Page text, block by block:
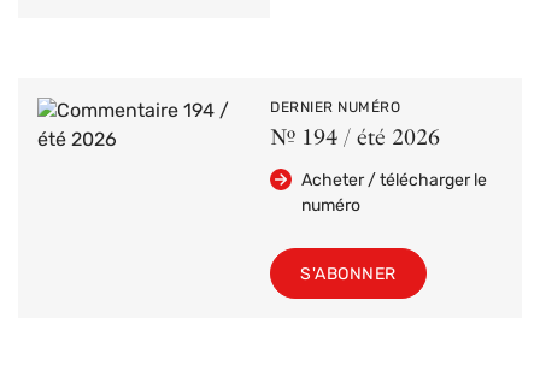
DERNIER NUMÉRO
Nº 194 / été 2026
Acheter / télécharger le
numéro
S'ABONNER